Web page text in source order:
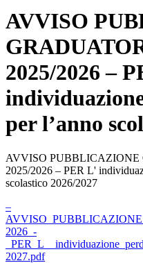
AVVISO PUBBLICAZIONE
2025/2026 –
per l’anno
AVVISO PUBBLICAZIONE GRADUATORIA INTERNA
2025/2026 – PER L'
scolastico 2026/2027
–
2026_-
2027.pdf